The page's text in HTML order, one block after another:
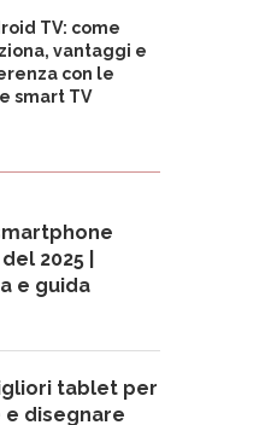
TV: come
vantaggi e
con le
smart TV
2025 |
e guida
tablet per
disegnare